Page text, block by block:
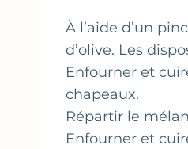
À l’aide d’un
d’olive. Les
Enfourner et
chapeaux.
Répartir le
Enfourner et